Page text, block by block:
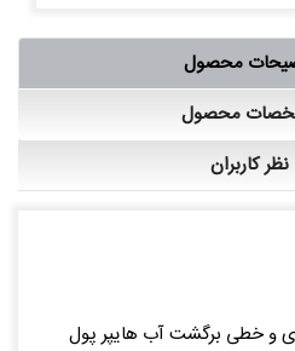
محصول
محصول
نظر کاربران
ای و خطی برگشت آب هایپر پول